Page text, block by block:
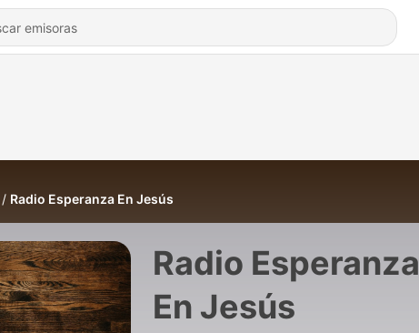
Radio Esperanza En Jesús
Radio Esperanza
En Jesús